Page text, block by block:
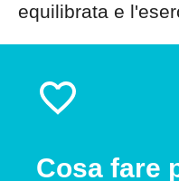
equilibrata e
Cosa fare